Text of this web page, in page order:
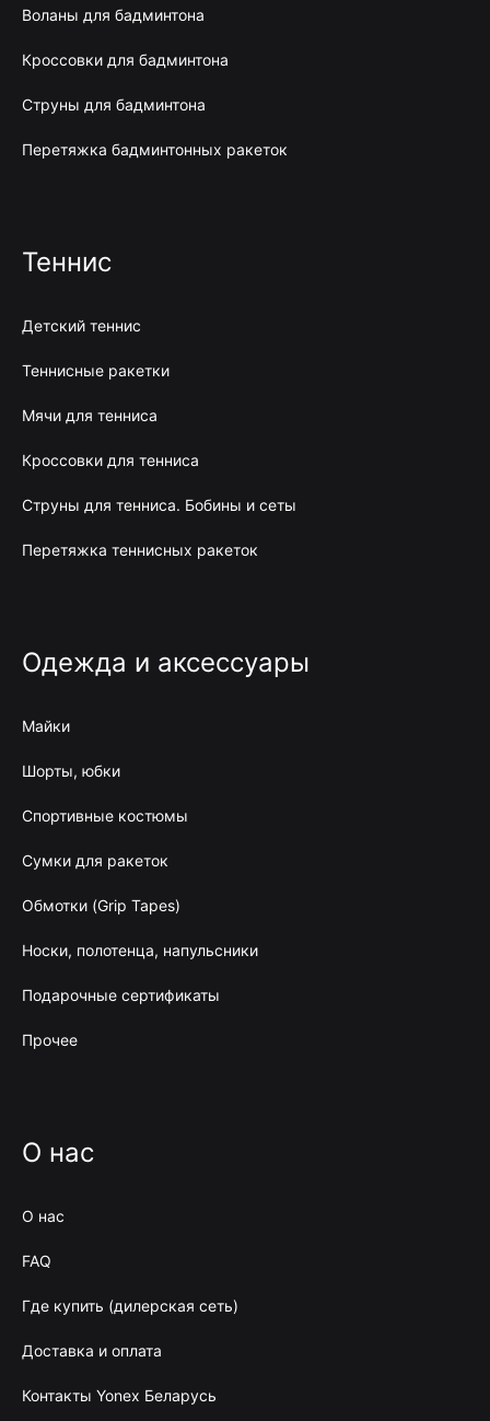
Воланы для бадминтона
Кроссовки для бадминтона
Струны для бадминтона
Перетяжка бадминтонных ракеток
Теннис
Детский теннис
Теннисные ракетки
Мячи для тенниса
Кроссовки для тенниса
Струны для тенниса. Бобины и сеты
Перетяжка теннисных ракеток
Одежда и аксессуары
Майки
Шорты, юбки
Спортивные костюмы
Сумки для ракеток
Обмотки (Grip Tapes)
Носки, полотенца, напульсники
Подарочные сертификаты
Прочее
О нас
О нас
FAQ
Где купить (дилерская сеть)
Доставка и оплата
Контакты Yonex Беларусь